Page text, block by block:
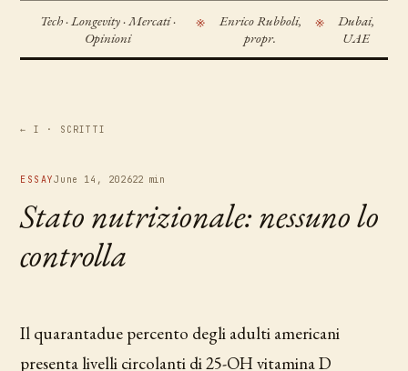
Tech · Longevity · Mercati ·
Opinioni
※
Enrico Rubboli,
propr.
※
Dubai,
UAE
← I · SCRITTI
ESSAYJune 14, 202622 min
Stato nutrizionale: nessuno lo
controlla
Il quarantadue percento degli adulti americani
presenta livelli circolanti di 25-OH vitamina D